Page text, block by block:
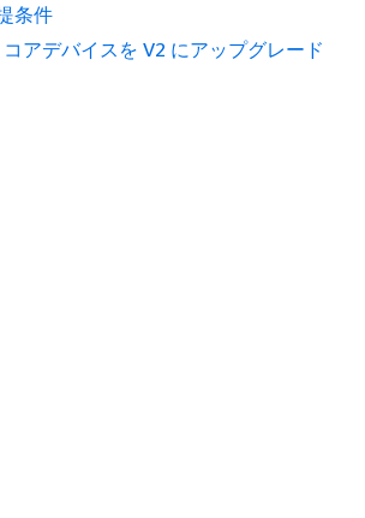
条件
コアデバイスを V2 にアップグレード